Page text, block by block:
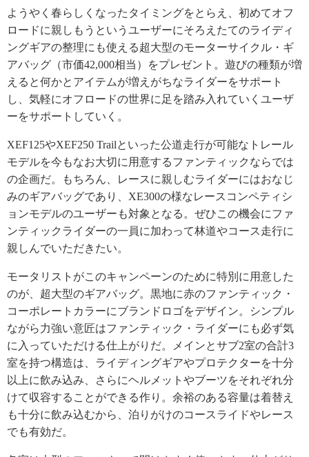
ようやく春らしくなったタイミングをとらえ、初めてオフ
ロードに親しもうというユーザーにそろえたてのライディ
ングギアの整理にも使える超大型のモーターサイクル・ギ
アバッグ（市価42,000相当）をプレゼント。遊びの種類が増
えると何かとアイテムが増えがちなライダーをサポート
し、気軽にオフロードの世界に足を踏み入れていくユーザ
ーをサポートしていく。
XEF125やXEF250 Trailといった公道走行が可能なトレール
モデルを今もなお大切に用意するファンティックならでは
の企画だ。もちろん、レースに親しむライダーにはおなじ
みのギアバッグであり、XE300の様なレースコンペティシ
ョンモデルのユーザーも対象となる。ぜひこの機会にファ
ンティックライダーの一員に加わって林道やコース走行に
親しんでいただきたい。
モータリストがこのキャンペーンのために特別に用意した
のが、超大型のギアバッグ。黒地に赤のファンティック・
コーポレートカラーにブランドロゴをデザイン。シンプル
ながら力強い意匠はファンティック・ライダーにも必ず気
に入っていただける仕上がりだ。メインとサブ2室の合計3
室を持つ構造は、ライディングギアやプロテクターを十分
以上に飲み込み、さらにヘルメットやブーツをそれぞれ分
けて収容することができる作り。余裕のある容量は着替え
も十分に飲み込むから、泊りがけのコースライドやレース
でも有効だ。